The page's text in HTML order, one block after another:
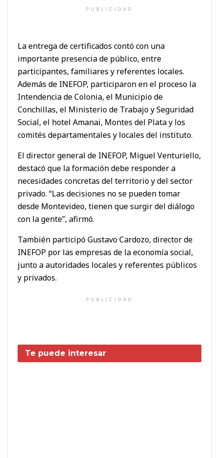
PUBLICIDAD
La entrega de certificados contó con una
importante presencia de público, entre
participantes, familiares y referentes locales.
Además de INEFOP, participaron en el proceso la
Intendencia de Colonia, el Municipio de
Conchillas, el Ministerio de Trabajo y Seguridad
Social, el hotel Amanai, Montes del Plata y los
comités departamentales y locales del instituto.
El director general de INEFOP, Miguel Venturiello,
destacó que la formación debe responder a
necesidades concretas del territorio y del sector
privado. “Las decisiones no se pueden tomar
desde Montevideo, tienen que surgir del diálogo
con la gente”, afirmó.
También participó Gustavo Cardozo, director de
INEFOP por las empresas de la economía social,
junto a autoridades locales y referentes públicos
y privados.
PUBLICIDAD
Te puede interesar